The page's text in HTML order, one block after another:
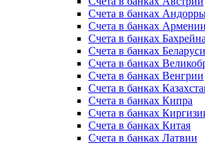
Счета в банках
Счета в банках Армении
Счета в банках Бахрейна
Счета в банках Беларуси
Счета в банках
Счета в банках Венгрии
Счета в банках
Счета в банках Кипра
Счета в банках
Счета в банках Китая
Счета в банках Латвии